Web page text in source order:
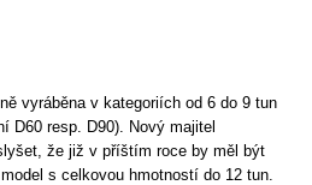
vyráběna v kategoriích od 6 do 9 tun
D60 resp. D90). Nový majitel
že již v příštím roce by měl být
s celkovou hmotností do 12 tun.